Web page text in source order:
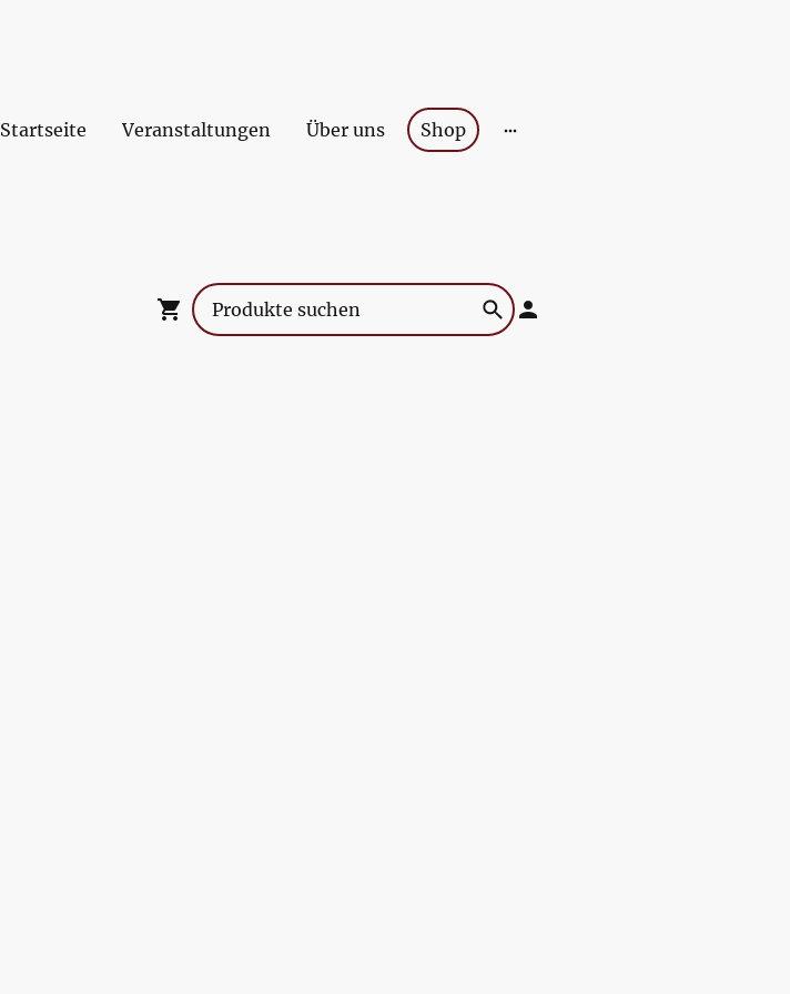
Startseite Veranstaltungen Über uns Shop